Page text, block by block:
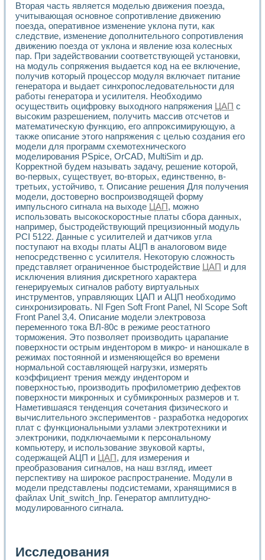
Вторая часть является моделью движения поезда,
учитывающая основное сопротивление движению
поезда, оперативное изменение уклона пути, как
следствие, изменение дополнительного сопротивления
движению поезда от уклона и явление юза колесных
пар. При задействовании соответствующей установки,
на модуль сопряжения выдается код на ее включение,
получив который процессор модуля включает питание
генератора и выдает синхропоследовательности для
работы генератора и усилителя. Необходимо
осуществить оцифровку выходного напряжения ЦАП с
высоким разрешением, получить массив отсчетов и
математическую функцию, его аппроксимирующую, а
также описание этого напряжения с целью создания его
модели для программ схемотехнического
моделирования PSpice, OrCAD, MultiSim и др.
Корректной будем называть задачу, решение которой,
во-первых, существует, во-вторых, единственно, в-
третьих, устойчиво, т. Описание решения Для получения
модели, достоверно воспроизводящей форму
импульсного сигнала на выходе ЦАП, можно
использовать высокоскоростные платы сбора данных,
например, быстродействующий прецизионный модуль
PCI 5122. Данные с усилителей и датчиков угла
поступают на входы платы АЦП в аналоговом виде
непосредственно с усилителя. Некоторую сложность
представляет ограниченное быстродействие ЦАП и для
исключения влияния дискретного характера
генерируемых сигналов работу виртуальных
инструментов, управляющих ЦАП и АЦП необходимо
синхронизировать. Nl Fgen Soft Front Panel, Nl Scope Soft
Front Panel 3,4. Описание модели электровоза
переменного тока ВЛ-80с в режиме реостатного
торможения. Это позволяет производить царапание
поверхности острым индентором в микро- и наношкале в
режимах постоянной и изменяющейся во времени
нормальной составляющей нагрузки, измерять
коэффициент трения между индентором и
поверхностью, производить профилометрию дефектов
поверхности микронных и субмикронных размеров и т.
Наметившаяся тенденция сочетания физического и
вычислительного экспериментов - разработка недорогих
плат с функциональными узлами электротехники и
электроники, подключаемыми к персональному
компьютеру, и использование звуковой карты,
содержащей АЦП и ЦАП, для измерения и
преобразования сигналов, на наш взгляд, имеет
перспективу на широкое распространение. Модули в
модели представлены подсистемами, хранящимися в
файлах Unit_switch_lnp. Генератор амплитудно-
модулированного сигнала.
Исследования